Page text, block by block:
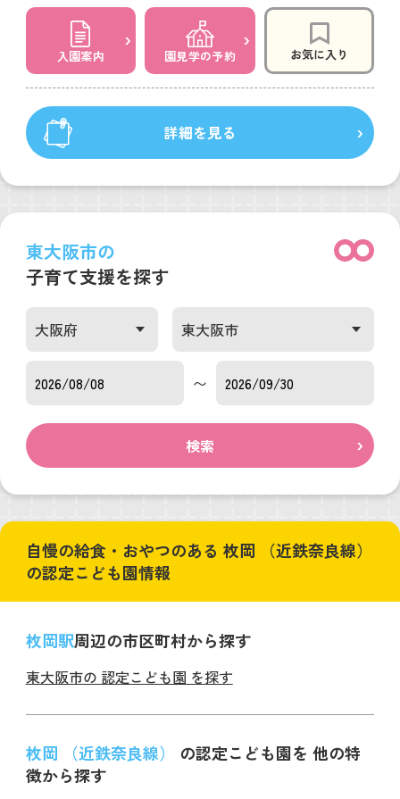
入園案内 園見学の予約 お気に入り
詳細を見る
東大阪市の
子育て支援を探す
〜
検索
自慢の給食・おやつのある 枚岡 （近鉄奈良線）
の認定こども園情報
枚岡駅周辺の市区町村から探す
東大阪市の 認定こども園 を探す
枚岡 （近鉄奈良線） の認定こども園を 他の特
徴から探す